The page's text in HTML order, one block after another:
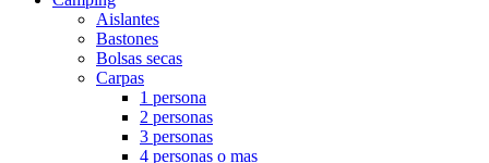
Aislantes
Bastones
Bolsas secas
Carpas
1 persona
2 personas
3 personas
4 personas o mas